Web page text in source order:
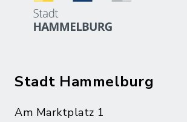
Stadt Hammelburg
Am Marktplatz 1